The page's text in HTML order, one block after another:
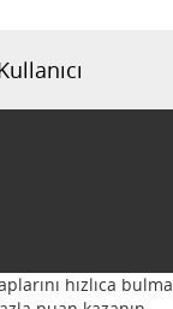
hızlıca